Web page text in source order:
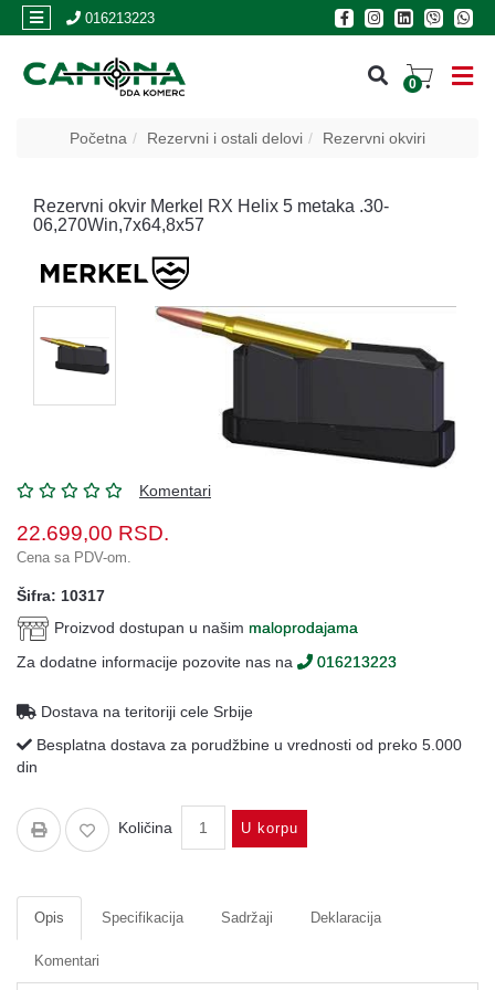
016213223
0
Početna Rezervni i ostali delovi Rezervni okviri
Rezervni okvir Merkel RX Helix 5 metaka .30-
06,270Win,7x64,8x57
Komentari
22.699,00 RSD.
Cena sa PDV-om.
Šifra: 10317
Proizvod dostupan u našim maloprodajama
Za dodatne informacije pozovite nas na
016213223
Dostava na teritoriji cele Srbije
Besplatna dostava za porudžbine u vrednosti od preko 5.000
din
Količina U korpu
Opis Specifikacija Sadržaji Deklaracija
Komentari